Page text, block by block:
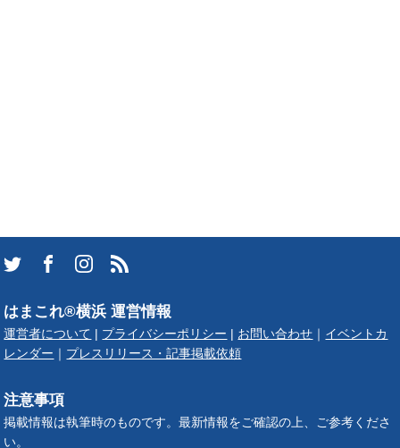
はまこれ®横浜 運営情報
運営者について プライバシーポリシー お問い合わせ
イベントカ
レンダー
プレスリリース・記事掲載依頼
注意事項
掲載情報は執筆時のものです。最新情報をご確認の上、ご参考くださ
い。